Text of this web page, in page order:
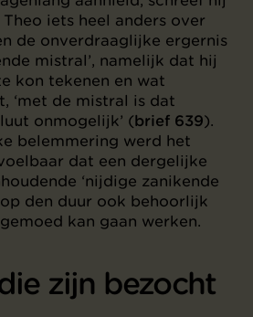
iets heel anders over
de onverdraaglijke ergernis
mistral’, namelijk dat hij
kon tekenen en wat
‘met de mistral is dat
onmogelijk’ (brief 639).
belemmering werd het
dat een dergelijke
‘nijdige zanikende
den duur ook behoorlijk
kan gaan werken.
zijn bezocht